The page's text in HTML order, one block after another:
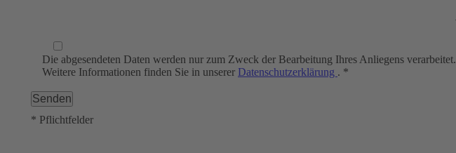
Die abgesendeten Daten werden nur zum Zweck der Bearbeitung Ihres Anliegens verarbeitet.
Weitere Informationen finden Sie in unserer Datenschutzerklärung . *
* Pflichtfelder